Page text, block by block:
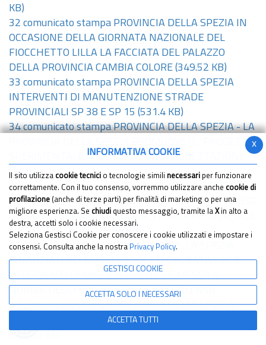
KB)
32 comunicato stampa PROVINCIA DELLA SPEZIA IN
OCCASIONE DELLA GIORNATA NAZIONALE DEL
FIOCCHETTO LILLA LA FACCIATA DEL PALAZZO
DELLA PROVINCIA CAMBIA COLORE (349.52 KB)
33 comunicato stampa PROVINCIA DELLA SPEZIA
INTERVENTI DI MANUTENZIONE STRADE
PROVINCIALI SP 38 E SP 15 (531.4 KB)
34 comunicato stampa PROVINCIA DELLA SPEZIA - LA
PROVINCIA DELLA SPEZIA PROMUOVE IL "PROGETTO
SPERIMENTALE - CORSO DI EUROPROGETTAZIONE"
(1 MB)
35 comunicato stampa PROVINCIA DELLA SPEZIA
ATTIVAZIONE CIRCOLAZIONE TEMPORANEA A SENSO
UNICO ALTERNATO LUNGO LA STRADA PROVINCIALE
N.31 DELLA RIPA(326.96 KB)
36 comunicato stampa PROVINCIA DELLA SPEZIA
FINANZIATI SEI NUOVI PROGETTI OPERATIVI, PER
INTERVENTI DI MIGLIORAMENTO E MESSA A
NORMA DEGLI EDIFICI SCOLASTICI(1.03 MB)
37 comunicato stampa PROVINCIA DELLA SPEZIA
FALSO MESSAGGIO DIFFUSO SU TEMATICHE COVID
x
INFORMATIVA COOKIE
Il sito utilizza cookie tecnici o tecnologie simili necessari per funzionare
correttamente. Con il tuo consenso, vorremmo utilizzare anche cookie di
profilazione (anche di terze parti) per finalità di marketing o per una
migliore esperienza. Se chiudi questo messaggio, tramite la Xin alto a
destra, accetti solo i cookie necessari.
Seleziona Gestisci Cookie per conoscere i cookie utilizzati e impostare i
consensi. Consulta anche la nostra Privacy Policy.
GESTISCI COOKIE
ACCETTA SOLO I NECESSARI
ACCETTA TUTTI